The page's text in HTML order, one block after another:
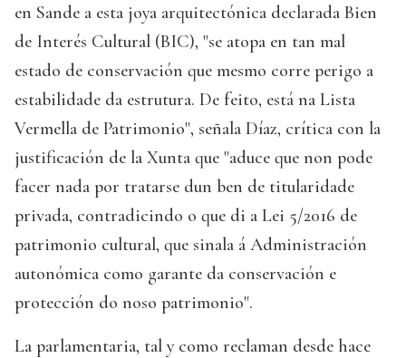
en Sande a esta joya arquitectónica declarada Bien
de Interés Cultural (BIC), "se atopa en tan mal
estado de conservación que mesmo corre perigo a
estabilidade da estrutura. De feito, está na Lista
Vermella de Patrimonio", señala Díaz, crítica con la
justificación de la Xunta que "aduce que non pode
facer nada por tratarse dun ben de titularidade
privada, contradicindo o que di a Lei 5/2016 de
patrimonio cultural, que sinala á Administración
autonómica como garante da conservación e
protección do noso patrimonio".
La parlamentaria, tal y como reclaman desde hace